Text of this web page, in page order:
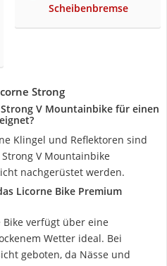
Scheibenbremse
Strong
V Mountainbike für einen
Klingel und Reflektoren sind
V Mountainbike
nachgerüstet werden.
Licorne Bike Premium
verfügt über eine
Wetter ideal. Bei
geboten, da Nässe und